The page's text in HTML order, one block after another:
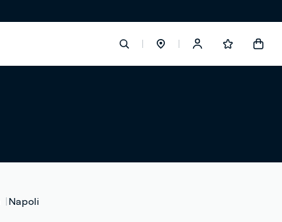
Napoli